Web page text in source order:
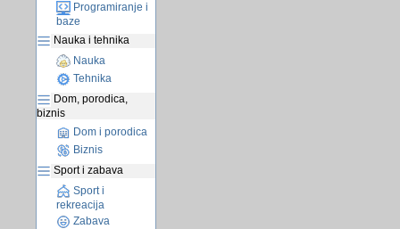
Programiranje i
baze
Nauka i tehnika
Nauka
Tehnika
Dom, porodica,
biznis
Dom i porodica
Biznis
Sport i zabava
Sport i
rekreacija
Zabava